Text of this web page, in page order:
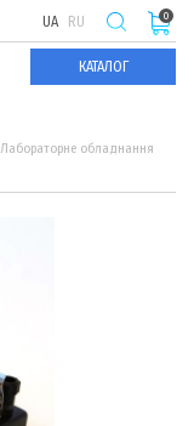
UA RU
КАТАЛОГ
0
Лабораторне обладнання